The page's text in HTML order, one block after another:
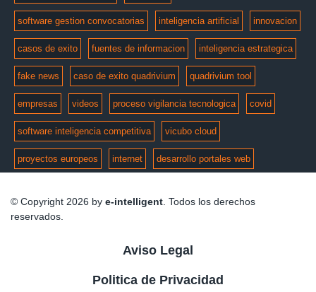
software gestion convocatorias inteligencia artificial innovacion
casos de exito fuentes de informacion inteligencia estrategica
fake news caso de exito quadrivium quadrivium tool
empresas videos proceso vigilancia tecnologica covid
software inteligencia competitiva vicubo cloud
proyectos europeos internet desarrollo portales web
© Copyright 2026 by e-intelligent. Todos los derechos
reservados.
Aviso Legal
Politica de Privacidad